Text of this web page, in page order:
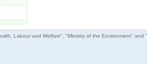
Labour and Welfare", "Ministry of the Environment"